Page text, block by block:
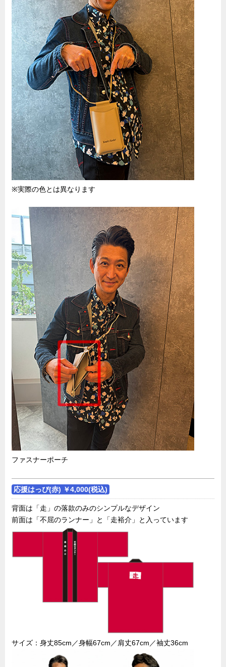
※実際の色とは異なります
ファスナーポーチ
応援はっぴ(赤) ￥4,000(税込)
背面は「走」の落款のみのシンプルなデザイン
前面は「不屈のランナー」と「走裕介」と入っています
サイズ：身丈85cm／身幅67cm／肩丈67cm／袖丈36cm